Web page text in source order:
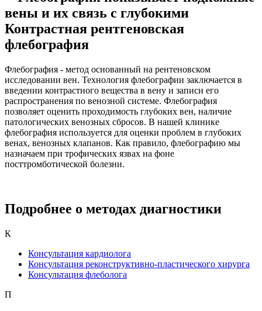
Контрастная рентгеновская
флебография
Флебография - метод основанный на рентеновском
исследовании вен. Технология флебографии заключается в
введении контрастного вещества в вену и записи его
распространения по венозной системе. Флебография
позволяет оценить проходимость глубоких вен, наличие
патологических венозных сбросов. В нашей клинике
флебография используется для оценки проблем в глубоких
венах, венозных клапанов. Как правило, флебографию мы
назначаем при трофических язвах на фоне
посттромботической болезни.
Подробнее о методах диагностики
К
Консультация кардиолога
Консультация реконструктивно-пластического хирурга
Консультация флеболога
П